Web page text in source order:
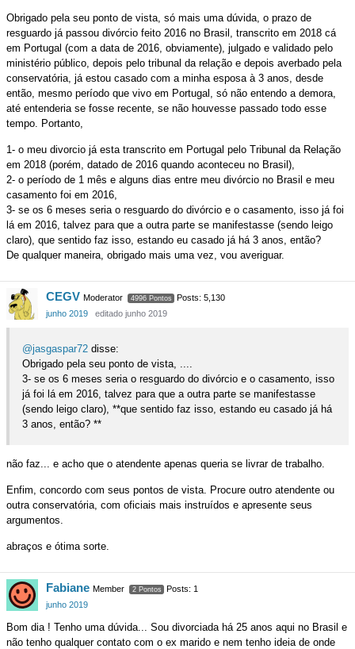
Obrigado pela seu ponto de vista, só mais uma dúvida, o prazo de
resguardo já passou divórcio feito 2016 no Brasil, transcrito em 2018 cá
em Portugal (com a data de 2016, obviamente), julgado e validado pelo
ministério público, depois pelo tribunal da relação e depois averbado pela
conservatória, já estou casado com a minha esposa à 3 anos, desde
então, mesmo período que vivo em Portugal, só não entendo a demora,
até entenderia se fosse recente, se não houvesse passado todo esse
tempo. Portanto,
1- o meu divorcio já esta transcrito em Portugal pelo Tribunal da Relação
em 2018 (porém, datado de 2016 quando aconteceu no Brasil),
2- o período de 1 mês e alguns dias entre meu divórcio no Brasil e meu
casamento foi em 2016,
3- se os 6 meses seria o resguardo do divórcio e o casamento, isso já foi
lá em 2016, talvez para que a outra parte se manifestasse (sendo leigo
claro), que sentido faz isso, estando eu casado já há 3 anos, então?
De qualquer maneira, obrigado mais uma vez, vou averiguar.
CEGV Moderator 4996 Pontos
Posts: 5,130
junho 2019
editado junho 2019
@jasgaspar72 disse:
Obrigado pela seu ponto de vista, ....
3- se os 6 meses seria o resguardo do divórcio e o casamento, isso
já foi lá em 2016, talvez para que a outra parte se manifestasse
(sendo leigo claro), **que sentido faz isso, estando eu casado já há
3 anos, então? **
não faz... e acho que o atendente apenas queria se livrar de trabalho.
Enfim, concordo com seus pontos de vista. Procure outro atendente ou
outra conservatória, com oficiais mais instruídos e apresente seus
argumentos.
abraços e ótima sorte.
Fabiane Member 2 Pontos
Posts: 1
junho 2019
Bom dia ! Tenho uma dúvida... Sou divorciada há 25 anos aqui no Brasil e
não tenho qualquer contato com o ex marido e nem tenho ideia de onde